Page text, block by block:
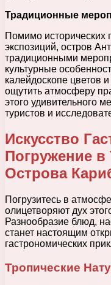
Традиционные
Помимо исторических
экспозиций, остров
традиционными
культурные
калейдоскопе цветов
ощутить атмосферу
этого удивительного
туристов и
Искусство
Погружение
Острова
Погрузитесь в
олицетворяют дух
Разнообразие блюд,
станет настоящим
гастрономических
Тропические